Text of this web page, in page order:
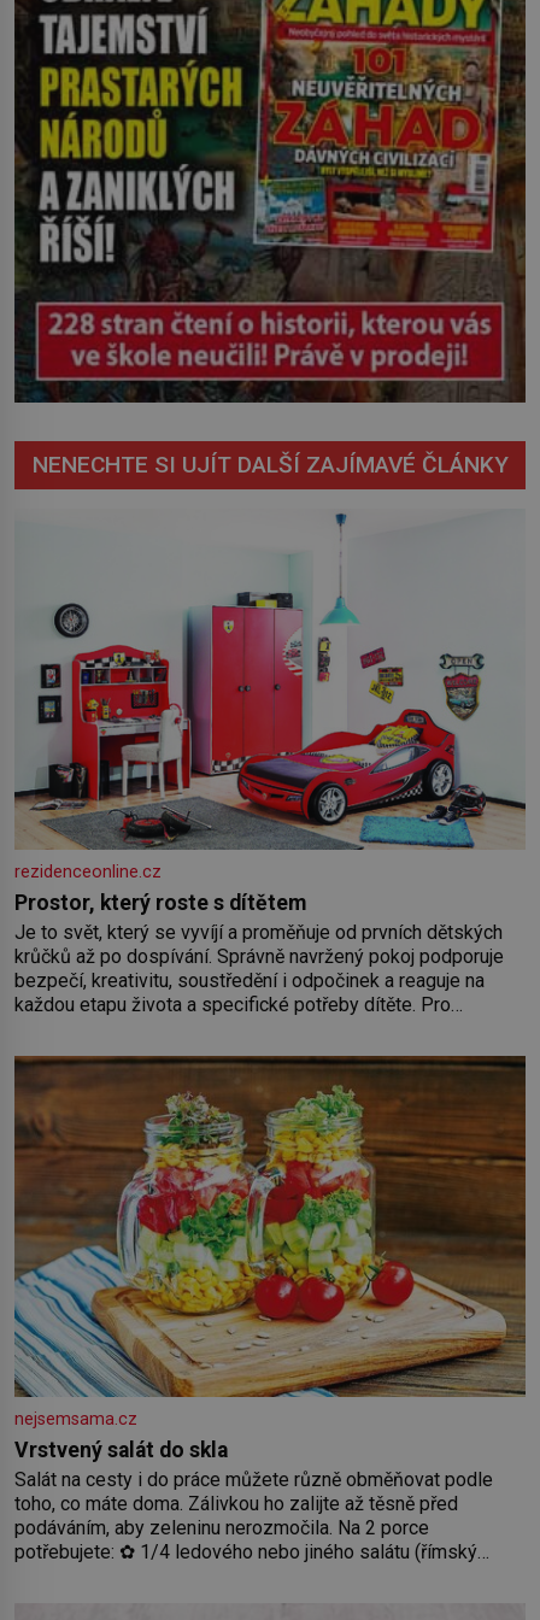
NENECHTE SI UJÍT DALŠÍ ZAJÍMAVÉ ČLÁNKY
rezidenceonline.cz
Prostor, který roste s dítětem
Je to svět, který se vyvíjí a proměňuje od prvních dětských
krůčků až po dospívání. Správně navržený pokoj podporuje
bezpečí, kreativitu, soustředění i odpočinek a reaguje na
každou etapu života a specifické potřeby dítěte. Pro
by pokoj miminka měl působit především klidně a útulně.
Předškolní věk je
nejsemsama.cz
Vrstvený salát do skla
Salát na cesty i do práce můžete různě obměňovat podle
toho, co máte doma. Zálivkou ho zalijte až těsně před
podáváním, aby zeleninu nerozmočila. Na 2 porce
potřebujete: ✿ 1/4 ledového nebo jiného salátu (římský
2 rajčata Zálivka: ✿ 4 lžíce olivového oleje ✿ 1 lžíci citronové